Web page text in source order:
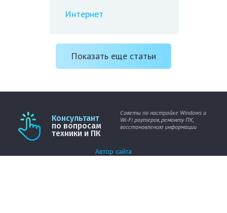
Интернет
Показать еще статьи
Консультант
по вопросам
техники и ПК
Советы по настройке Windows и
Wi-Fi роутеров, ремонту ПК,
восстановлению информации
Автор сайта